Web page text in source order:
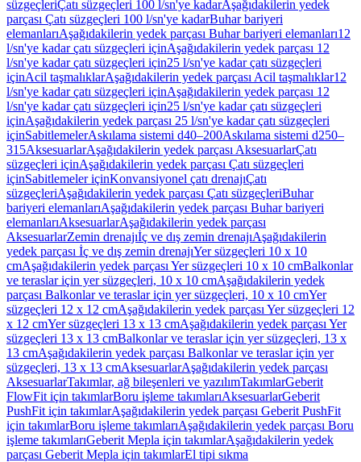
süzgeçleriÇatı süzgeçleri 100 l/sn'ye kadarAşağıdakilerin yedek
parçası Çatı süzgeçleri 100 l/sn'ye kadarBuhar bariyeri
elemanlarıAşağıdakilerin yedek parçası Buhar bariyeri elemanları12
l/sn'ye kadar çatı süzgeçleri içinAşağıdakilerin yedek parçası 12
l/sn'ye kadar çatı süzgeçleri için25 l/sn'ye kadar çatı süzgeçleri
içinAcil taşmalıklarAşağıdakilerin yedek parçası Acil taşmalıklar12
l/sn'ye kadar çatı süzgeçleri içinAşağıdakilerin yedek parçası 12
l/sn'ye kadar çatı süzgeçleri için25 l/sn'ye kadar çatı süzgeçleri
içinAşağıdakilerin yedek parçası 25 l/sn'ye kadar çatı süzgeçleri
içinSabitlemelerAskılama sistemi d40–200Askılama sistemi d250–
315AksesuarlarAşağıdakilerin yedek parçası AksesuarlarÇatı
süzgeçleri içinAşağıdakilerin yedek parçası Çatı süzgeçleri
içinSabitlemeler içinKonvansiyonel çatı drenajıÇatı
süzgeçleriAşağıdakilerin yedek parçası Çatı süzgeçleriBuhar
bariyeri elemanlarıAşağıdakilerin yedek parçası Buhar bariyeri
elemanlarıAksesuarlarAşağıdakilerin yedek parçası
AksesuarlarZemin drenajıİç ve dış zemin drenajıAşağıdakilerin
yedek parçası İç ve dış zemin drenajıYer süzgeçleri 10 x 10
cmAşağıdakilerin yedek parçası Yer süzgeçleri 10 x 10 cmBalkonlar
ve teraslar için yer süzgeçleri, 10 x 10 cmAşağıdakilerin yedek
parçası Balkonlar ve teraslar için yer süzgeçleri, 10 x 10 cmYer
süzgeçleri 12 x 12 cmAşağıdakilerin yedek parçası Yer süzgeçleri 12
x 12 cmYer süzgeçleri 13 x 13 cmAşağıdakilerin yedek parçası Yer
süzgeçleri 13 x 13 cmBalkonlar ve teraslar için yer süzgeçleri, 13 x
13 cmAşağıdakilerin yedek parçası Balkonlar ve teraslar için yer
süzgeçleri, 13 x 13 cmAksesuarlarAşağıdakilerin yedek parçası
AksesuarlarTakımlar, ağ bileşenleri ve yazılımTakımlarGeberit
FlowFit için takımlarBoru işleme takımlarıAksesuarlarGeberit
PushFit için takımlarAşağıdakilerin yedek parçası Geberit PushFit
için takımlarBoru işleme takımlarıAşağıdakilerin yedek parçası Boru
işleme takımlarıGeberit Mepla için takımlarAşağıdakilerin yedek
parçası Geberit Mepla için takımlarEl tipi sıkma